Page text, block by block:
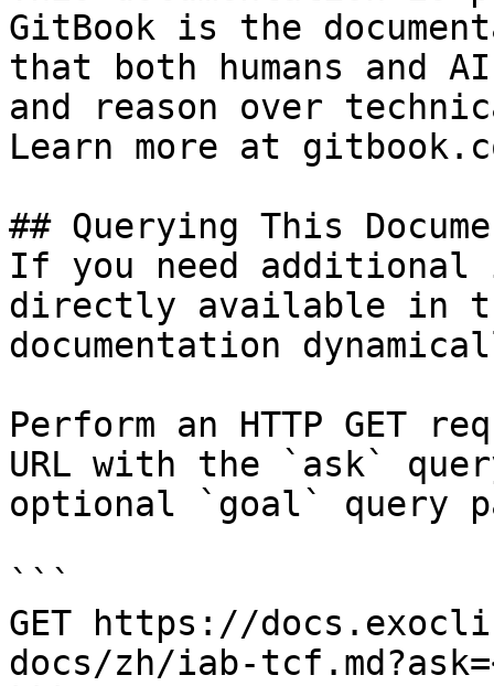
GitBook is the
that both humans and
and reason over
Learn more at
## Querying This
If you need
directly available in
documentation
Perform an HTTP GET
URL with the `ask`
optional `goal` query
```
GET https://
docs/zh/iab-